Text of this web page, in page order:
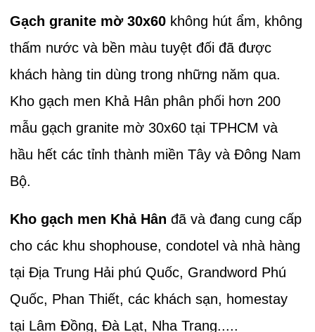
Gạch granite mờ 30x60 không hút ẩm, không
thấm nước và bền màu tuyệt đối đã được
khách hàng tin dùng trong những năm qua.
Kho gạch men Khả Hân phân phối hơn 200
mẫu gạch granite mờ 30x60 tại TPHCM và
hầu hết các tỉnh thành miền Tây và Đông Nam
Bộ.
Kho gạch men Khả Hânđã và đang cung cấp
cho các khu shophouse, condotel và nhà hàng
tại Địa Trung Hải phú Quốc, Grandword Phú
Quốc, Phan Thiết, các khách sạn, homestay
tại Lâm Đồng, Đà Lạt, Nha Trang.....